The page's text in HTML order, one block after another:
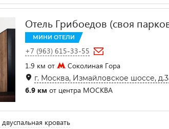
Отель Грибоедов (своя
МИНИ ОТЕЛИ
+7 (963) 615-33-55
1.9 км от
Соколиная Гора
г. Москва, Измайловское шоссе,
6.9 км от центра МОСКВА
кровать